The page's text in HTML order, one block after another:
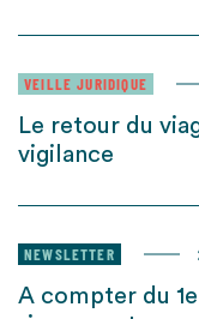
VEILLE JURIDIQUE
Le retour du
vigilance
NEWSLETTER
A compter du